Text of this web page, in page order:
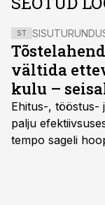
ST
vältida
kulu –
Ehitus-, tööstus-
palju
tempo sageli